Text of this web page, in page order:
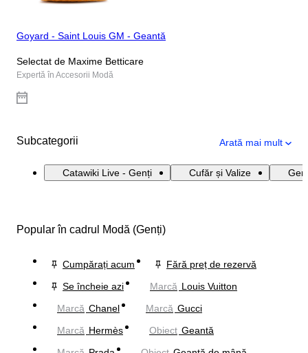
Goyard - Saint Louis GM - Geantă
Selectat de Maxime Betticare
Expertă în Accesorii Modă
Subcategorii Arată mai mult
Catawiki Live - Genți Cufăr și Valize
Popular în cadrul Modă (Genți)
Cumpărați acum
Fără preț de rezervă
Se încheie azi
Marcă Louis Vuitton
Marcă Chanel Marcă Gucci
Marcă Hermès Obiect Geantă